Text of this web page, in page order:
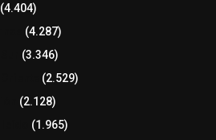
(4.404)
(4.287)
(3.346)
(2.529)
(2.128)
(1.965)